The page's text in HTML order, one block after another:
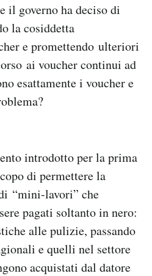
il governo ha deciso di
la cosiddetta
e promettendo ulteriori
ai voucher continui ad
esattamente i voucher e
introdotto per la prima
di permettere la
“mini-lavori” che
pagati soltanto in nero:
alle pulizie, passando
e quelli nel settore
acquistati dal datore